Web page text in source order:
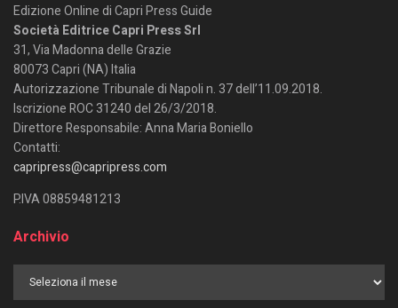
Edizione Online di Capri Press Guide
Società Editrice Capri Press Srl
31, Via Madonna delle Grazie
80073 Capri (NA) Italia
Autorizzazione Tribunale di Napoli n. 37 dell’11.09.2018.
Iscrizione ROC 31240 del 26/3/2018.
Direttore Responsabile: Anna Maria Boniello
Contatti:
capripress@capripress.com
P.IVA 08859481213
Archivio